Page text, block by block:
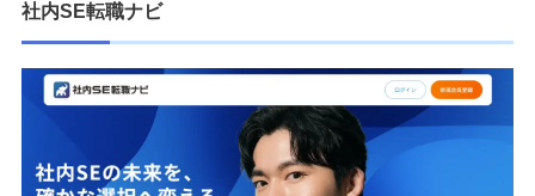
社内SE転職ナビ